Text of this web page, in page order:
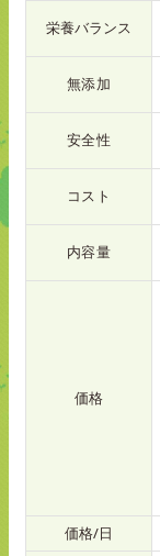
栄養バランス
無添加
安全性
コスト
内容量
価格
価格/日